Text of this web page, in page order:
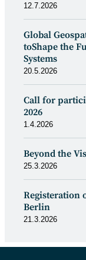
12.7.2026
Global
toShape the
Systems
20.5.2026
Call for
2026
1.4.2026
Beyond the
25.3.2026
Registeration
Berlin
21.3.2026